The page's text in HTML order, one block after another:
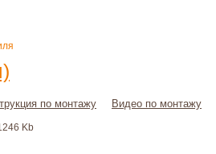
по монтажу
Kb
Видео по монтажу